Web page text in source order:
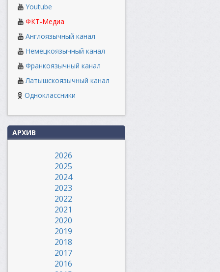
Youtube
ФКТ-Медиа
Англоязычный канал
Немецкоязычный канал
Франкоязычный канал
Латышскоязычный канал
Одноклассники
АРХИВ
2026
2025
2024
2023
2022
2021
2020
2019
2018
2017
2016